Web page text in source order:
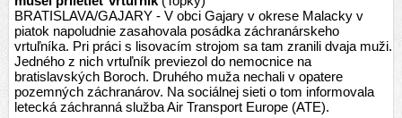
BRATISLAVA/GAJARY - V obci Gajary v okrese Malacky v
piatok napoludnie zasahovala posádka záchranárskeho
vrtuľníka. Pri práci s lisovacím strojom sa tam zranili dvaja muži.
Jedného z nich vrtuľník previezol do nemocnice na
bratislavských Boroch. Druhého muža nechali v opatere
pozemných záchranárov. Na sociálnej sieti o tom informovala
letecká záchranná služba Air Transport Europe (ATE).